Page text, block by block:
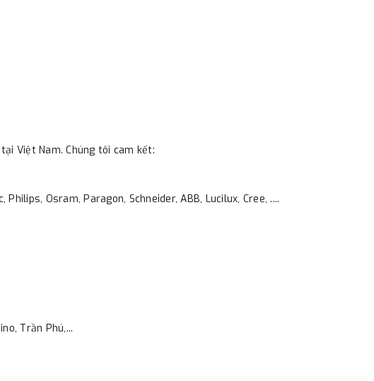
Việt Nam. Chúng tôi cam kết:
Osram, Paragon, Schneider, ABB, Lucilux, Cree, ....
Trần Phú,...